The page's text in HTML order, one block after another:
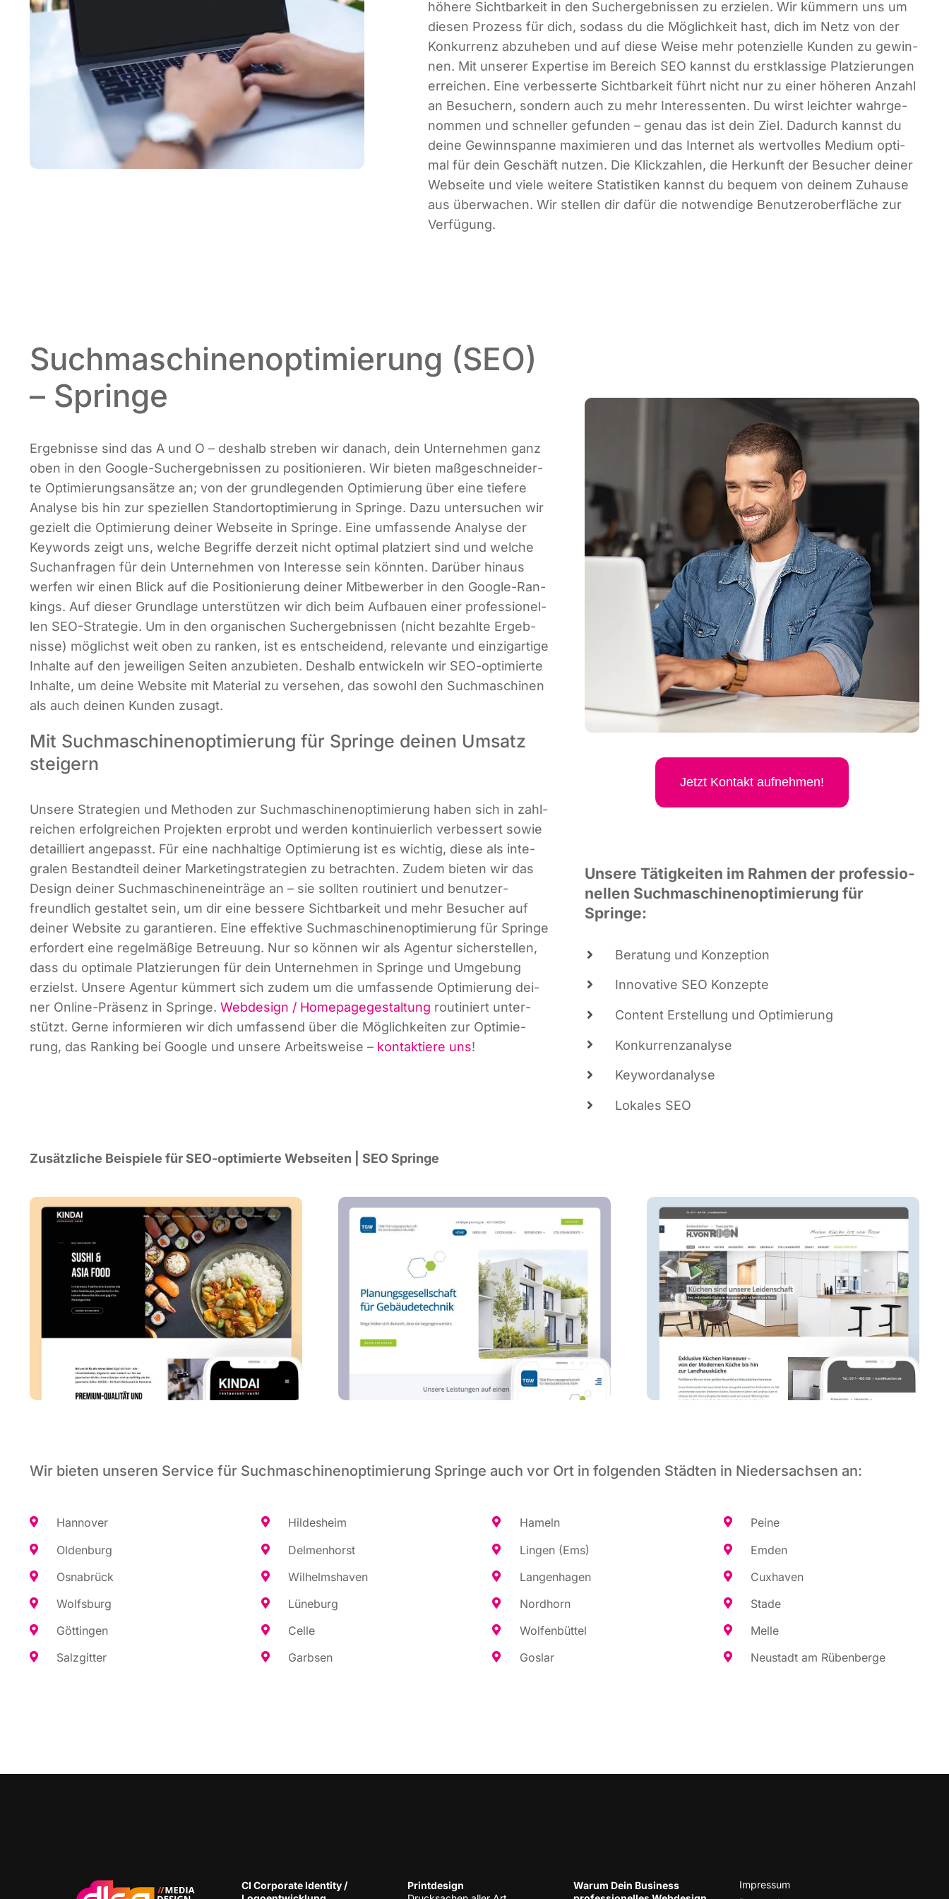
höhe­re Sicht­bar­keit in den Such­ergeb­nis­sen zu erzie­len. Wir küm­mern uns um
die­sen Pro­zess für dich, sodass du die Mög­lich­keit hast, dich im Netz von der
Kon­kur­renz abzu­he­ben und auf die­se Wei­se mehr poten­zi­el­le Kun­den zu gewin­
nen. Mit unse­rer Exper­ti­se im Bereich SEO kannst du erst­klas­si­ge Plat­zie­run­gen
errei­chen. Eine ver­bes­ser­te Sicht­bar­keit führt nicht nur zu einer höhe­ren Anzahl
an Besu­chern, son­dern auch zu mehr Inter­es­sen­ten. Du wirst leich­ter wahr­ge­
nom­men und schnel­ler gefun­den – genau das ist dein Ziel. Dadurch kannst du
dei­ne Gewinn­span­ne maxi­mie­ren und das Inter­net als wert­vol­les Medi­um opti­
mal für dein Geschäft nut­zen. Die Klick­zah­len, die Her­kunft der Besu­cher dei­ner
Web­sei­te und vie­le wei­te­re Sta­tis­ti­ken kannst du bequem von dei­nem Zuhau­se
aus über­wa­chen. Wir stel­len dir dafür die not­wen­di­ge Benut­zer­ober­flä­che zur
Verfügung.
Suchmaschinenoptimierung (SEO)
– Springe
Ergeb­nis­se sind das A und O – des­halb stre­ben wir danach, dein Unter­neh­men ganz
oben in den Goog­le-Such­ergeb­nis­sen zu posi­tio­nie­ren. Wir bie­ten maß­ge­schnei­der­
te Opti­mie­rungs­an­sät­ze an; von der grund­le­gen­den Opti­mie­rung über eine tie­fe­re
Ana­ly­se bis hin zur spe­zi­el­len Stand­ort­op­ti­mie­rung in Sprin­ge. Dazu unter­su­chen wir
gezielt die Opti­mie­rung dei­ner Web­sei­te in Sprin­ge. Eine umfas­sen­de Ana­ly­se der
Key­words zeigt uns, wel­che Begrif­fe der­zeit nicht opti­mal plat­ziert sind und wel­che
Such­an­fra­gen für dein Unter­neh­men von Inter­es­se sein könn­ten. Dar­über hin­aus
wer­fen wir einen Blick auf die Posi­tio­nie­rung dei­ner Mit­be­wer­ber in den Goog­le-Ran­
kings. Auf die­ser Grund­la­ge unter­stüt­zen wir dich beim Auf­bau­en einer pro­fes­sio­nel­
len SEO-Stra­te­gie. Um in den orga­ni­schen Such­ergeb­nis­sen (nicht bezahl­te Ergeb­
nis­se) mög­lichst weit oben zu ran­ken, ist es ent­schei­dend, rele­van­te und ein­zig­ar­ti­ge
Inhal­te auf den jewei­li­gen Sei­ten anzu­bie­ten. Des­halb ent­wi­ckeln wir SEO-opti­mier­te
Inhal­te, um dei­ne Web­site mit Mate­ri­al zu ver­se­hen, das sowohl den Such­ma­schi­nen
als auch dei­nen Kun­den zusagt.
Mit Suchmaschinen­optimierung für Springe deinen Umsatz
steigern
Unse­re Stra­te­gien und Metho­den zur Such­ma­schi­nen­op­ti­mie­rung haben sich in zahl­
rei­chen erfolg­rei­chen Pro­jek­ten erprobt und wer­den kon­ti­nu­ier­lich ver­bes­sert sowie
detail­liert ange­passt. Für eine nach­hal­ti­ge Opti­mie­rung ist es wich­tig, die­se als inte­
gra­len Bestand­teil dei­ner Mar­ke­ting­stra­te­gien zu betrach­ten. Zudem bie­ten wir das
Design dei­ner Such­ma­schi­nen­ein­trä­ge an – sie soll­ten rou­ti­niert und benut­zer­
freund­lich gestal­tet sein, um dir eine bes­se­re Sicht­bar­keit und mehr Besu­cher auf
dei­ner Web­site zu garan­tie­ren. Eine effek­ti­ve Such­ma­schi­nen­op­ti­mie­rung für Sprin­ge
erfor­dert eine regel­mä­ßi­ge Betreu­ung. Nur so kön­nen wir als Agen­tur sicher­stel­len,
dass du opti­ma­le Plat­zie­run­gen für dein Unter­neh­men in Sprin­ge und Umge­bung
erzielst. Unse­re Agen­tur küm­mert sich zudem um die umfas­sen­de Opti­mie­rung dei­
ner Online-Prä­senz in Sprin­ge. Web­de­sign / Home­page­ge­stal­tung rou­ti­niert unter­
stützt. Ger­ne infor­mie­ren wir dich umfas­send über die Mög­lich­kei­ten zur Opti­mie­
rung, das Ran­king bei Goog­le und unse­re Arbeits­wei­se – kon­tak­tie­re uns!
Jetzt Kon­takt aufnehmen!
Unse­re Tätig­kei­ten im Rah­men der pro­fes­sio­
nel­len Such­ma­schi­nen­op­ti­mie­rung für
Springe:
Bera­tung und Konzeption
Inno­va­ti­ve SEO Konzepte
Con­tent Erstel­lung und Optimierung
Kon­kur­renz­ana­ly­se
Key­word­ana­ly­se
Loka­les SEO
Zusätz­li­che Bei­spie­le für SEO-opti­mier­te Web­sei­ten | SEO Springe
Wir bieten unseren Service für Suchmaschinenoptimierung Springe auch vor Ort in folgenden Städten in Niedersachsen an:
Han­no­ver
Olden­burg
Osna­brück
Wolfs­burg
Göt­tin­gen
Salz­git­ter
Hil­des­heim
Del­men­horst
Wil­helms­ha­ven
Lüne­burg
Cel­le
Garb­sen
Hameln
Lin­gen (Ems)
Lan­gen­ha­gen
Nord­horn
Wol­fen­büt­tel
Gos­lar
Pei­ne
Emden
Cux­ha­ven
Sta­de
Mel­le
Neu­stadt am Rübenberge
CI Cor­po­ra­te Iden­ti­ty /
Print­de­sign
War­um Dein Business
Impres­sum